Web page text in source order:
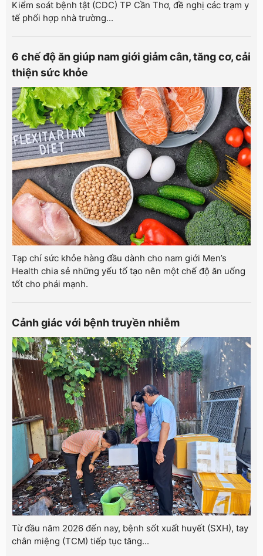
Kiểm soát bệnh tật (CDC) TP Cần Thơ, đề nghị các trạm y
tế phối hợp nhà trường...
6 chế độ ăn giúp nam giới giảm cân, tăng cơ, cải
thiện sức khỏe
Tạp chí sức khỏe hàng đầu dành cho nam giới Men’s
Health chia sẻ những yếu tố tạo nên một chế độ ăn uống
tốt cho phái mạnh.
Cảnh giác với bệnh truyền nhiễm
Từ đầu năm 2026 đến nay, bệnh sốt xuất huyết (SXH), tay
chân miệng (TCM) tiếp tục tăng...